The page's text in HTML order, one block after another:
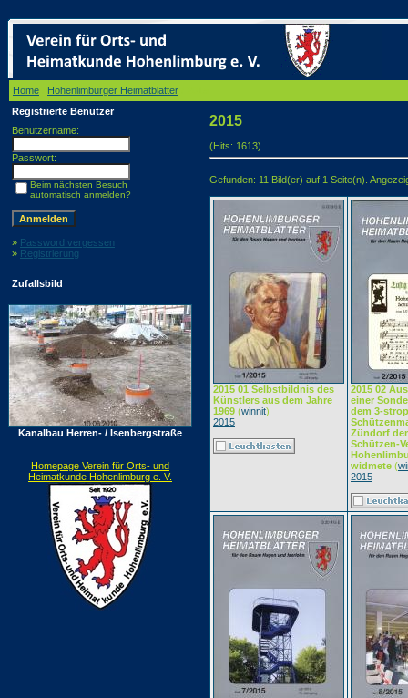
Home Hohenlimburger Heimatblätter
Registrierte Benutzer
Benutzername:
Passwort:
Beim nächsten Besuch
automatisch anmelden?
» Password vergessen
» Registrierung
Zufallsbild
Kanalbau Herren- / Isenbergstraße
Homepage Verein für Orts- und
Heimatkunde Hohenlimburg e. V.
2015
(Hits: 1613)
Gefunden: 11 Bild(er) auf 1 Seite(n).
2015 01 Selbstbildnis des
Künstlers aus dem Jahre
1969 (winnit)
2015
2015 02
einer
dem 3-
Zündorf
Schützen-
widmete (
2015